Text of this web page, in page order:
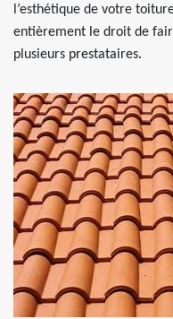
l’esthétique de votre
entièrement le droit de
plusieurs prestataires.